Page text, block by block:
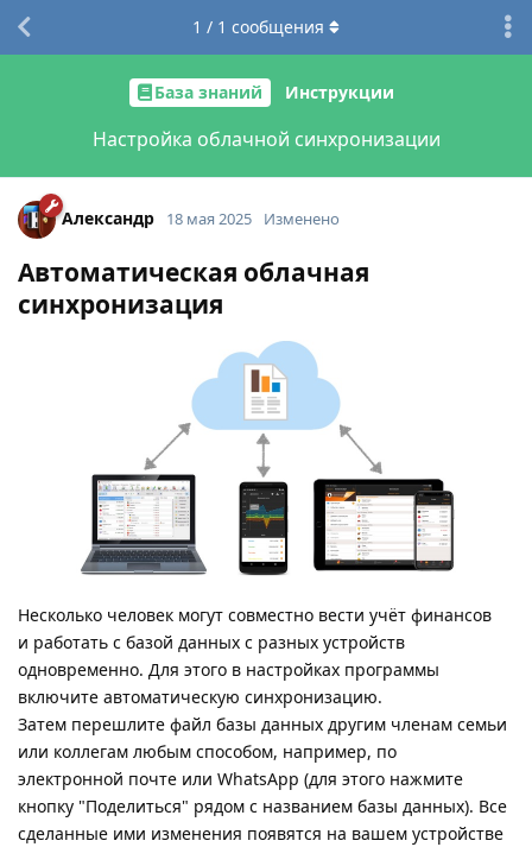
База знаний Инструкции
Настройка облачной синхронизации
1 / 1 сообщения
Александр 18 мая 2025 Изменено
Автоматическая облачная
синхронизация
Несколько человек могут совместно вести учёт финансов
и работать с базой данных с разных устройств
одновременно. Для этого в настройках программы
включите автоматическую синхронизацию.
Затем перешлите файл базы данных другим членам семьи
или коллегам любым способом, например, по
электронной почте или WhatsApp (для этого нажмите
кнопку "Поделиться" рядом с названием базы данных). Все
сделанные ими изменения появятся на вашем устройстве